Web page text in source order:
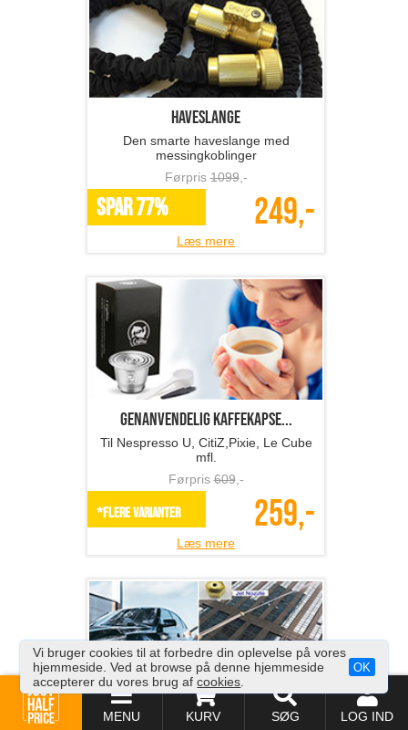
MENU KURV SØG LOG IND
*Flere varianter 135,-
Læs mere
Haveslange
1099,-
SPAR 77% 249,-
Læs mere
Genanvendelig kaffekapse...
Førpris609,-
*Flere varianter 259,-
Læs mere
Vi bruger cookies til at forbedre din oplevelse på vores
hjemmeside. Ved at browse på denne hjemmeside
accepterer du vores brug afcookies
OK